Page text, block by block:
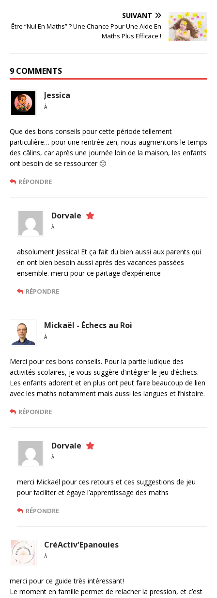
SUIVANT
Être “Nul En Maths” ? Une Chance Pour Une Aide En
Maths Plus Efficace !
9 COMMENTS
Jessica
À
Que des bons conseils pour cette période tellement
particulière… pour une rentrée zen, nous augmentons le temps
des câlins, car après une journée loin de la maison, les enfants
ont besoin de se ressourcer 🙂
RÉPONDRE
Dorvale
À
absolument Jessica! Et ça fait du bien aussi aux parents qui
en ont bien besoin aussi après des vacances passées
ensemble. merci pour ce partage d’expérience
RÉPONDRE
Mickaël - Échecs au Roi
À
Merci pour ces bons conseils. Pour la partie ludique des
activités scolaires, je vous suggère d’intégrer le jeu d’échecs.
Les enfants adorent et en plus ont peut faire beaucoup de lien
avec les maths notamment mais aussi les langues et l’histoire.
RÉPONDRE
Dorvale
À
merci Mickaël pour ces retours et ces suggestions de jeu
pour faciliter et égaye l’apprentissage des maths
RÉPONDRE
CréActiv'Epanouies
À
merci pour ce guide très intéressant!
Le moment en famille permet de relacher la pression, et c’est